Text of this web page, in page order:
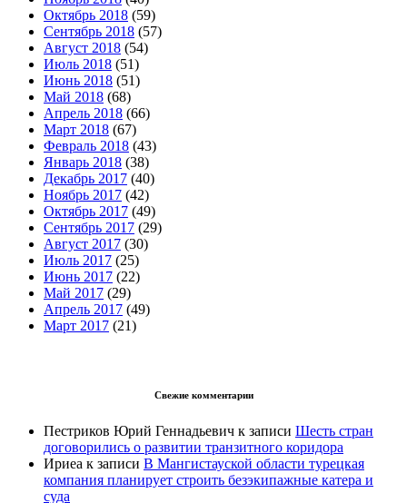
Октябрь 2018 (59)
Сентябрь 2018 (57)
Август 2018 (54)
Июль 2018 (51)
Июнь 2018 (51)
Май 2018 (68)
Апрель 2018 (66)
Март 2018 (67)
Февраль 2018 (43)
Январь 2018 (38)
Декабрь 2017 (40)
Ноябрь 2017 (42)
Октябрь 2017 (49)
Сентябрь 2017 (29)
Август 2017 (30)
Июль 2017 (25)
Июнь 2017 (22)
Май 2017 (29)
Апрель 2017 (49)
Март 2017 (21)
Свежие комментарии
Пестриков Юрий Геннадьевич к записи Шесть стран
договорились о развитии транзитного коридора
Ириеа к записи В Мангистауской области турецкая
компания планирует строить безэкипажные катера и
суда